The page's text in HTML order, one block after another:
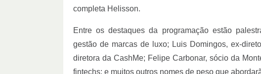
completa Helisson.
Entre os destaques da programação estão
gestão de marcas de luxo; Luis Domingos, ex-
diretora da CashMe; Felipe Carbonar, sócio da
fintechs; e muitos outros nomes de peso que